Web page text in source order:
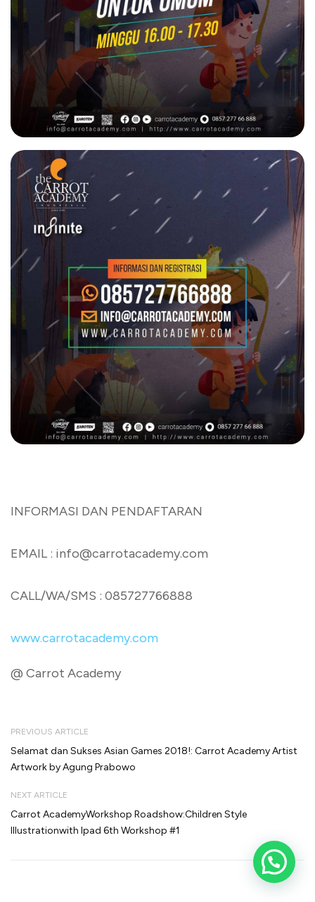
INFORMASI DAN PENDAFTARAN
EMAIL : info@carrotacademy.com
CALL/WA/SMS : 085727766888
www.carrotacademy.com
@ Carrot Academy
PREVIOUS ARTICLE
Selamat dan Sukses Asian Games 2018!: Carrot Academy Artist
Artwork by Agung Prabowo
NEXT ARTICLE
Carrot AcademyWorkshop Roadshow:Children Style
Illustrationwith Ipad 6th Workshop #1